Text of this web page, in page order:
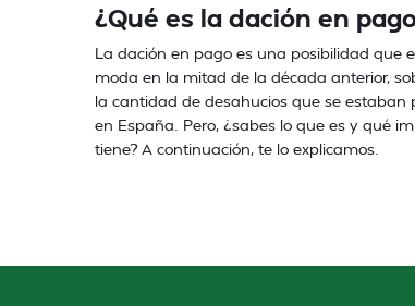
¿Qué es la dación en
La dación en pago es una posibilidad que
moda en la mitad de la década anterior,
la cantidad de desahucios que se estaban
en España. Pero, ¿sabes lo que es y qué
tiene? A continuación, te lo explicamos.